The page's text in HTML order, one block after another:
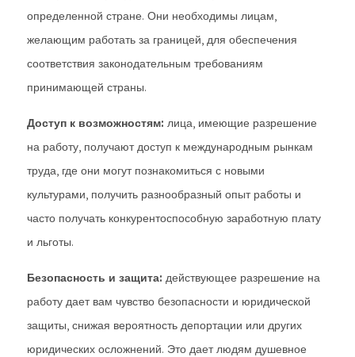
определенной стране. Они необходимы лицам,
желающим работать за границей, для обеспечения
соответствия законодательным требованиям
принимающей страны.
Доступ к возможностям: лица, имеющие разрешение
на работу, получают доступ к международным рынкам
труда, где они могут познакомиться с новыми
культурами, получить разнообразный опыт работы и
часто получать конкурентоспособную заработную плату
и льготы.
Безопасность и защита: действующее разрешение на
работу дает вам чувство безопасности и юридической
защиты, снижая вероятность депортации или других
юридических осложнений. Это дает людям душевное